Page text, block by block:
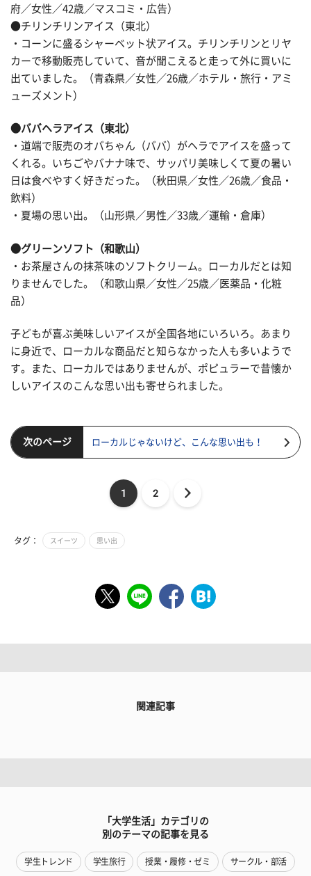
府／女性／42歳／マスコミ・広告）
●チリンチリンアイス（東北）
・コーンに盛るシャーベット状アイス。チリンチリンとリヤ
カーで移動販売していて、音が聞こえると走って外に買いに
出ていました。（青森県／女性／26歳／ホテル・旅行・アミ
ューズメント）
●ババヘラアイス（東北）
・道端で販売のオバちゃん（ババ）がヘラでアイスを盛って
くれる。いちごやバナナ味で、サッパリ美味しくて夏の暑い
日は食べやすく好きだった。（秋田県／女性／26歳／食品・
飲料）
・夏場の思い出。（山形県／男性／33歳／運輸・倉庫）
●グリーンソフト（和歌山）
・お茶屋さんの抹茶味のソフトクリーム。ローカルだとは知
りませんでした。（和歌山県／女性／25歳／医薬品・化粧
品）
子どもが喜ぶ美味しいアイスが全国各地にいろいろ。あまり
に身近で、ローカルな商品だと知らなかった人も多いようで
す。また、ローカルではありませんが、ポピュラーで昔懐か
しいアイスのこんな思い出も寄せられました。
次のページ ローカルじゃないけど、こんな思い出も！
1 2
タグ： スイーツ 思い出
関連記事
「大学生活」カテゴリの
別のテーマの記事を見る
学生トレンド 学生旅行 授業・履修・ゼミ サークル・部活